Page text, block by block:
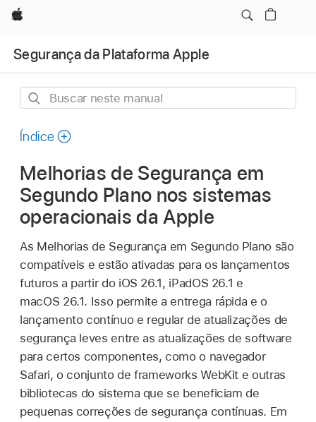
Apple
Segurança da Plataforma Apple
Buscar
manual
Índice
Melhorias de Segurança em
Segundo Plano nos sistemas
operacionais da Apple
As Melhorias de Segurança em Segundo Plano são
compatíveis e estão ativadas para os lançamentos
futuros a partir do iOS 26.1, iPadOS 26.1 e
macOS 26.1. Isso permite a entrega rápida e o
lançamento contínuo e regular de atualizações de
segurança leves entre as atualizações de software
para certos componentes, como o navegador
Safari, o conjunto de frameworks WebKit e outras
bibliotecas do sistema que se beneficiam de
pequenas correções de segurança contínuas. Em